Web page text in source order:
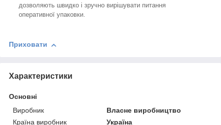
дозволяють швидко і зручно вирішувати питання
оперативної упаковки.
Приховати
Характеристики
Основні
Виробник
Власне виробництво
Країна виробник
Україна